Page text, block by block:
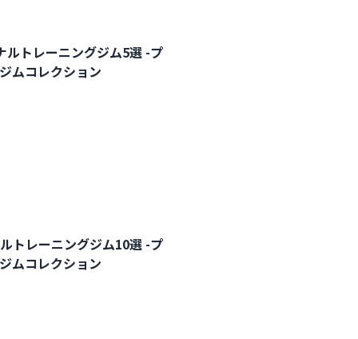
ルトレーニングジム5選 -プ
ムコレクション
トレーニングジム10選 -プ
ムコレクション